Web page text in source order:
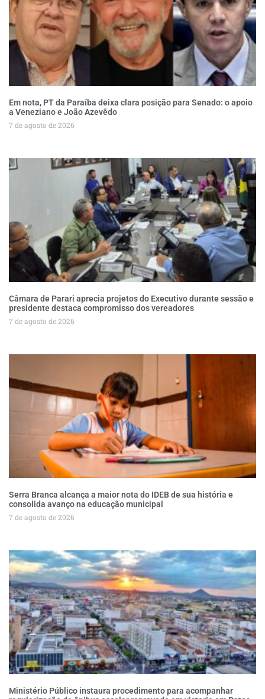
Em nota, PT da Paraíba deixa clara posição para Senado: o apoio
a Veneziano e João Azevêdo
7 de agosto de 2026
Câmara de Parari aprecia projetos do Executivo durante sessão e
presidente destaca compromisso dos vereadores
7 de agosto de 2026
Serra Branca alcança a maior nota do IDEB de sua história e
consolida avanço na educação municipal
7 de agosto de 2026
Ministério Público instaura procedimento para acompanhar